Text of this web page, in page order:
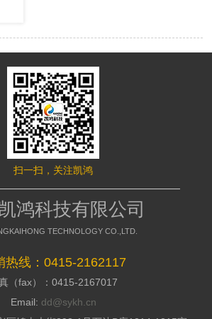
背后都是一个高额的订单，假如不能做
到询盘转化，那意味着网络推行是失败
的，所以要明白的了解搭站公司的策划
才干; 2、看搭站公司的美工规划才
干 美工的才干决议推行型网站留
给用户的形象，如今的消费者不缺少内
容，缺少的是视觉，如今市面上的网站
都是千人一面的，当访客户，发现一个
公司的形象，情不自禁的即是深化浏
览，招引用户，提高方针客户对公司的
好感; 3、看搭站公司的搭站才干
系，如今市面上很多的建站公司都是仿
制别人的，可以把外观做到相似，可是
后台系能却相差万里，很多的仿站的建
深专家们向大家介绍了移动端流量异常
的解决方案。 什么是移动端流量
异常? 移动端流量异常可以通过平
台两个渠道数据判断： 1、 站长平
台流量与关键词的工具 2、 移动适
配中的移动适配状态曲线图 这两
个地方如果出现流量突然间下降50%以
上，且持续性降低，四五天后流量没有
明显涨幅的。 移动端的排查流程
如果出现上述现象，建议大家按照
下面流程图进行排查 索引量下降
常见原因及解决方案
id=331 站点流量异常追查文档
http://zhanzhang.baidu.com/college/
id=221 纯移动站、代码适配，自
适应与跳转适配有些不同，所以根据站
扫一扫，关注凯鸿
鸿科技有限公司
TECHNOLOGY CO.,LTD.
热线：0415-2162117
（fax）：0415-2167017
Email: dd@sykh.cn